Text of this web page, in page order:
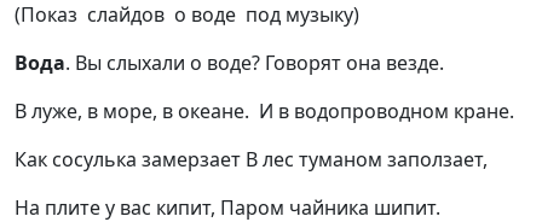
(Показ слайдов о воде под музыку)
Вода. Вы слыхали о воде? Говорят она везде.
В луже, в море, в океане. И в водопроводном кране.
Как сосулька замерзает В лес туманом заползает,
На плите у вас кипит, Паром чайника шипит.